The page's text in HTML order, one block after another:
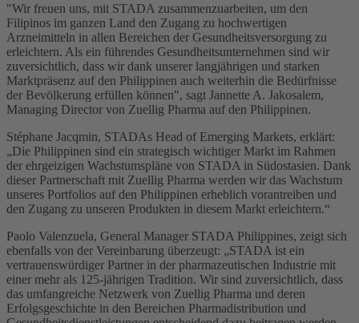
"Wir freuen uns, mit STADA zusammenzuarbeiten, um den
Filipinos im ganzen Land den Zugang zu hochwertigen
Arzneimitteln in allen Bereichen der Gesundheitsversorgung zu
erleichtern. Als ein führendes Gesundheitsunternehmen sind wir
zuversichtlich, dass wir dank unserer langjährigen und starken
Marktpräsenz auf den Philippinen auch weiterhin die Bedürfnisse
der Bevölkerung erfüllen können", sagt Jannette A. Jakosalem,
Managing Director von Zuellig Pharma auf den Philippinen.
Stéphane Jacqmin, STADAs Head of Emerging Markets, erklärt:
„Die Philippinen sind ein strategisch wichtiger Markt im Rahmen
der ehrgeizigen Wachstumspläne von STADA in Südostasien. Dank
dieser Partnerschaft mit Zuellig Pharma werden wir das Wachstum
unseres Portfolios auf den Philippinen erheblich vorantreiben und
den Zugang zu unseren Produkten in diesem Markt erleichtern.“
Paolo Valenzuela, General Manager STADA Philippines, zeigt sich
ebenfalls von der Vereinbarung überzeugt: „STADA ist ein
vertrauenswürdiger Partner in der pharmazeutischen Industrie mit
einer mehr als 125-jährigen Tradition. Wir sind zuversichtlich, dass
das umfangreiche Netzwerk von Zuellig Pharma und deren
Erfolgsgeschichte in den Bereichen Pharmadistribution und